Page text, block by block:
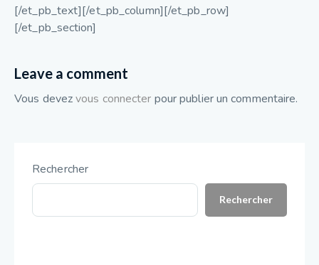
[/et_pb_text][/et_pb_column][/et_pb_row]
[/et_pb_section]
Leave a comment
Vous devezvous connecter pour publier un commentaire.
Rechercher
Rechercher